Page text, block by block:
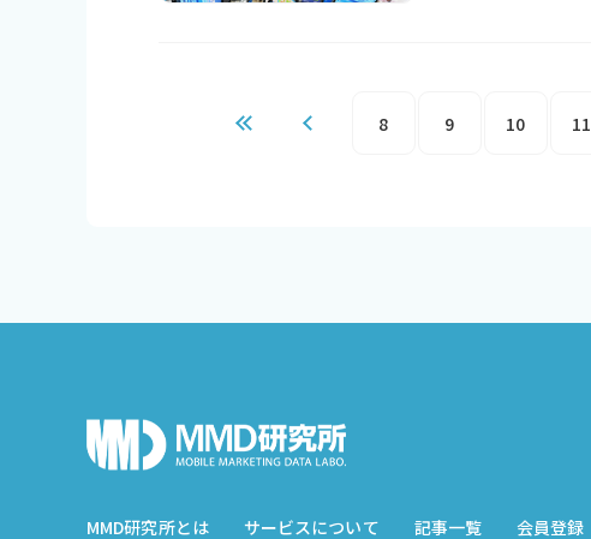
8 9 10 11
MMD研究所とは サービスについて 記事一覧 会員登録